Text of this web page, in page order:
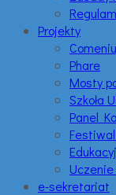
Projekty
Phare
Mosty
Szkoła
Panel
e-sekretariat